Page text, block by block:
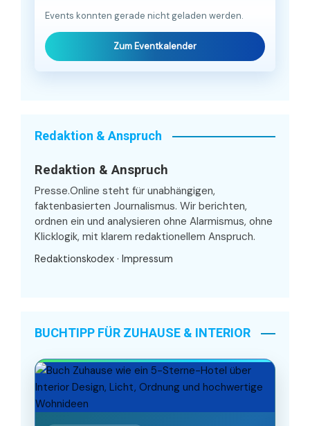
Events konnten gerade nicht geladen werden.
Zum Eventkalender
Redaktion & Anspruch
Redaktion & Anspruch
Presse.Online steht für unabhängigen,
faktenbasierten Journalismus. Wir berichten,
ordnen ein und analysieren ohne Alarmismus, ohne
Klicklogik, mit klarem redaktionellem Anspruch.
Redaktionskodex · Impressum
BUCHTIPP FÜR ZUHAUSE & INTERIOR